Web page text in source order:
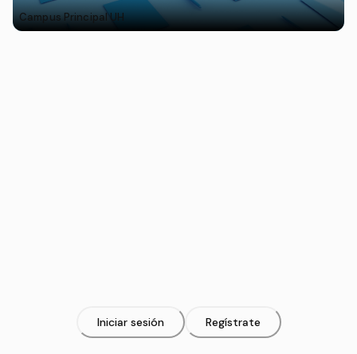
Campus Principal UH
Iniciar sesión Regístrate